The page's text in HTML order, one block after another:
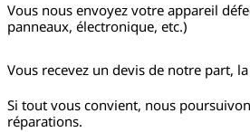
Vous nous envoyez votre appareil
panneaux, électronique, etc.)
Vous recevez un devis de notre part,
Si tout vous convient, nous
réparations.